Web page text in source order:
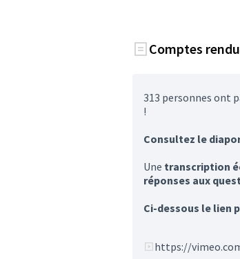
Comptes
313 personnes ont
!
Consultez le
Une transcription
réponses aux
Ci-dessous le lien
https://